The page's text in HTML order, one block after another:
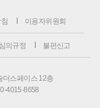
이용자위원회
의규정 불편신고
더스페이스 12층
4015-8658